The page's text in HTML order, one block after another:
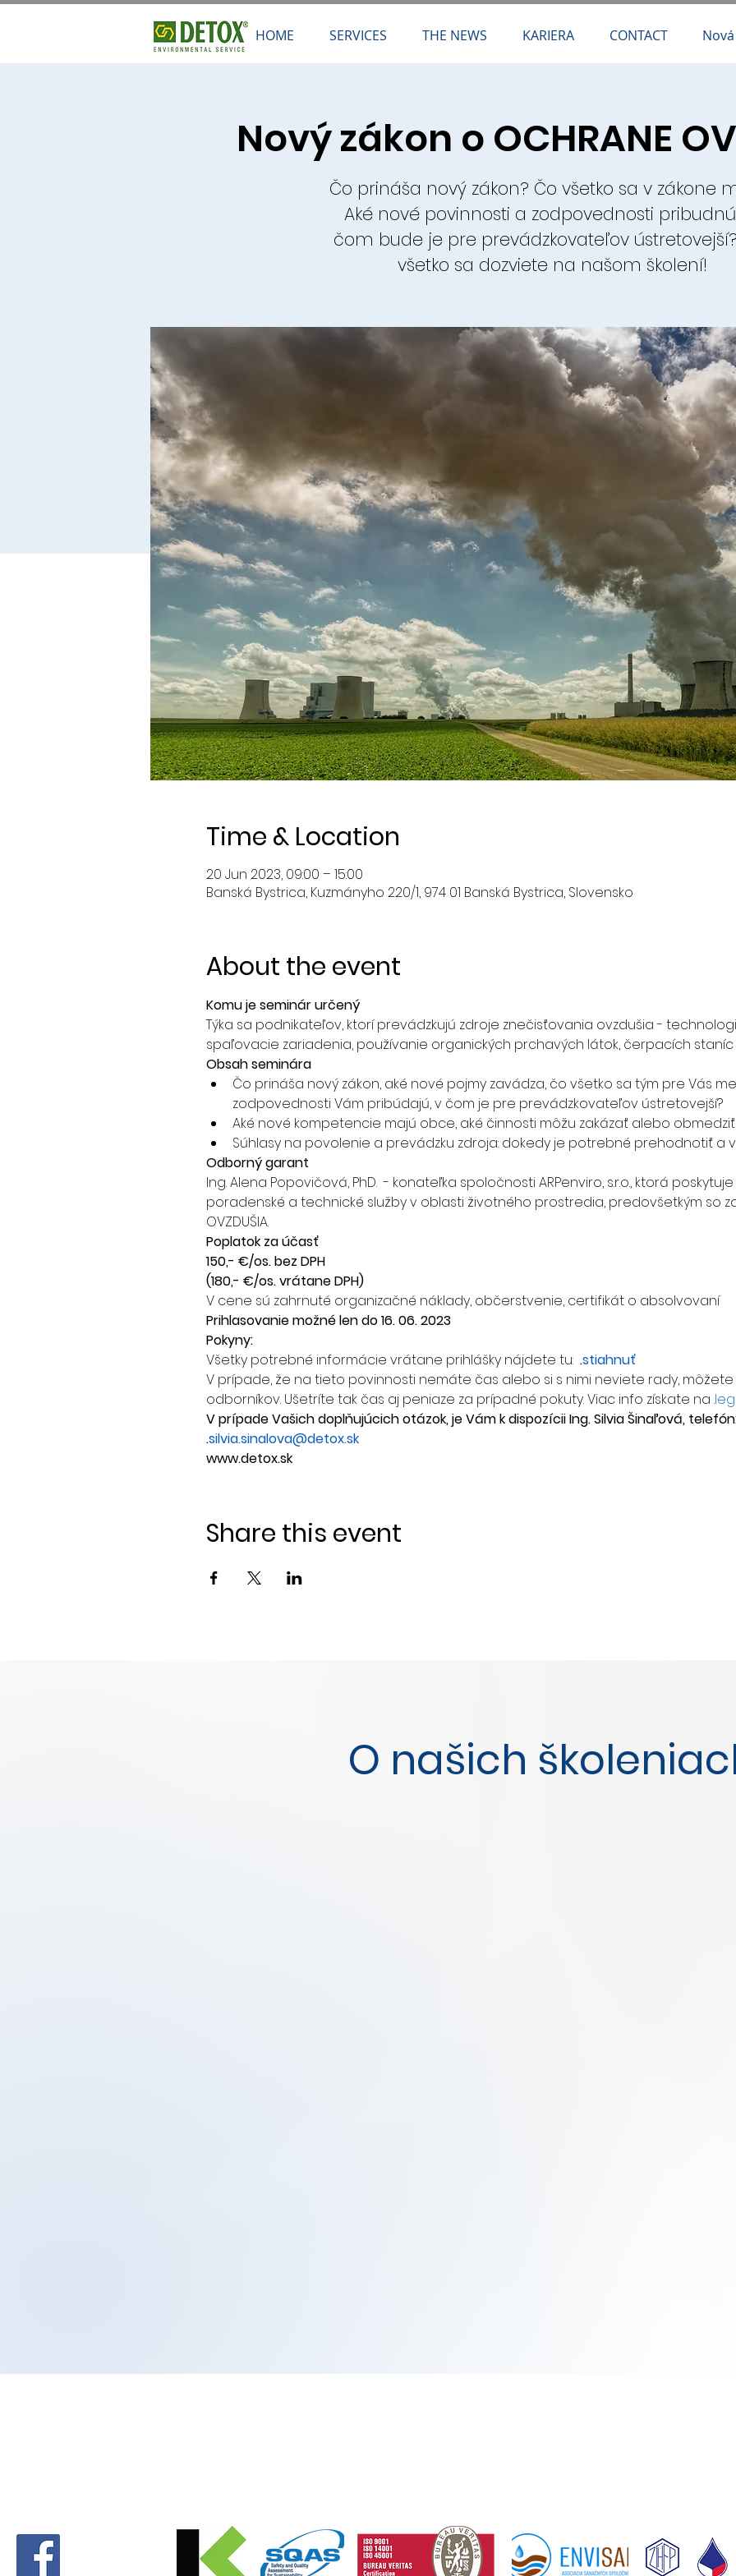
HOME SERVICES THE NEWS KARIERA CONTACT
Nový zákon o OCHRANE
Čo prináša nový zákon? Čo všetko sa v zákone
Aké nové povinnosti a zodpovednosti
čom bude je pre prevádzkovateľov
všetko sa dozviete na našom školení!
Time & Location
20 Jun 2023, 09:00 – 15:00
Banská Bystrica, Kuzmányho 220/1, 974 01 Banská Bystrica, Slovensko
About the event
Komu je seminár určený
Týka sa podnikateľov, ktorí prevádzkujú zdroje znečisťovania ovzdušia -
spaľovacie zariadenia, používanie organických prchavých látok, čerpacích staníc
Obsah seminára
Čo prináša nový zákon, aké nové pojmy zavádza, čo všetko sa tým pre Vás
zodpovednosti Vám pribúdajú, v čom je pre prevádzkovateľov ústretovejší?
Aké nové kompetencie majú obce, aké činnosti môžu zakázať alebo
Súhlasy na povolenie a prevádzku zdroja: dokedy je potrebné prehodnotiť a
Odborný garant
Ing. Alena Popovičová, PhD.  - konateľka spoločnosti ARPenviro, s.r.o., ktorá
poradenské a technické služby v oblasti životného prostredia, predovšetkým so
OVZDUŠIA.
Poplatok za účasť
150,- €/os. bez DPH
(180,- €/os. vrátane DPH)
V cene sú zahrnuté organizačné náklady, občerstvenie, certifikát o absolvovaní
Prihlasovanie možné len do 16. 06. 2023
Pokyny:
Všetky potrebné informácie vrátane prihlášky nájdete tu: .stiahnuť
V prípade, že na tieto povinnosti nemáte čas alebo si s nimi neviete rady,
odborníkov. Ušetríte tak čas aj peniaze za prípadné pokuty. Viac info získate na .
V prípade Vašich doplňujúcich otázok, je Vám k dispozícii Ing. Silvia Šinaľová,
.silvia.sinalova@detox.sk
www.detox.sk
Share this event
O našich